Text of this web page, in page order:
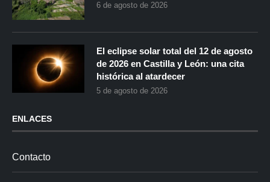
6 de agosto de 2026
El eclipse solar total del 12 de agosto
de 2026 en Castilla y León: una cita
histórica al atardecer
5 de agosto de 2026
ENLACES
Contacto